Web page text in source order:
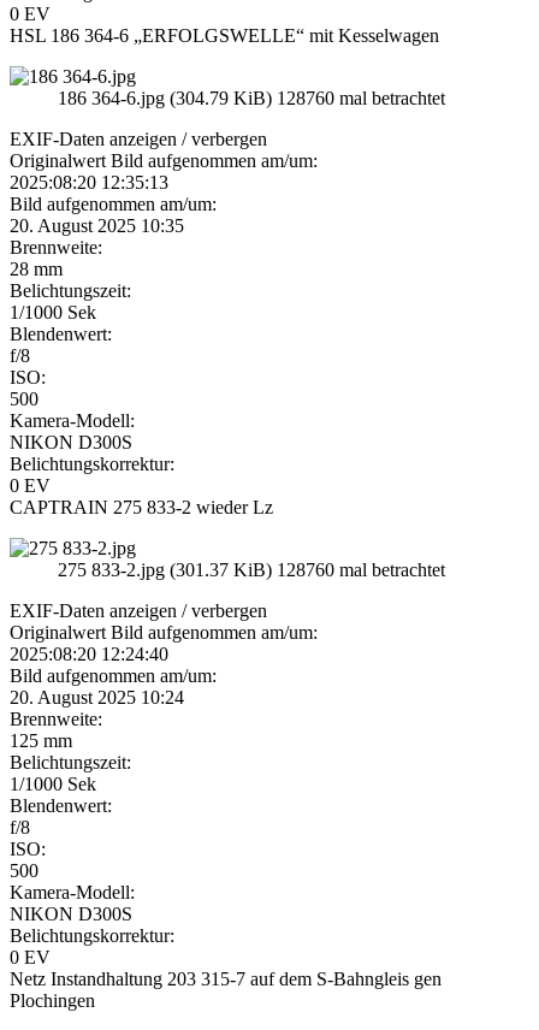
0 EV
HSL 186 364-6 „ERFOLGSWELLE“ mit Kesselwagen
186 364-6.jpg (304.79 KiB) 128760 mal betrachtet
EXIF-Daten anzeigen / verbergen
Originalwert Bild aufgenommen am/um:
2025:08:20 12:35:13
Bild aufgenommen am/um:
20. August 2025 10:35
Brennweite:
28 mm
Belichtungszeit:
1/1000 Sek
Blendenwert:
f/8
ISO:
500
Kamera-Modell:
NIKON D300S
Belichtungskorrektur:
0 EV
CAPTRAIN 275 833-2 wieder Lz
275 833-2.jpg (301.37 KiB) 128760 mal betrachtet
EXIF-Daten anzeigen / verbergen
Originalwert Bild aufgenommen am/um:
2025:08:20 12:24:40
Bild aufgenommen am/um:
20. August 2025 10:24
Brennweite:
125 mm
Belichtungszeit:
1/1000 Sek
Blendenwert:
f/8
ISO:
500
Kamera-Modell:
NIKON D300S
Belichtungskorrektur:
0 EV
Netz Instandhaltung 203 315-7 auf dem S-Bahngleis gen
Plochingen